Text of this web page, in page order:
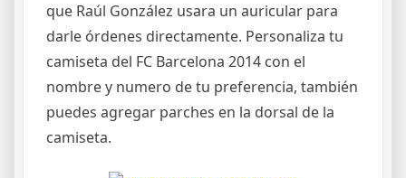
que Raúl González usara un auricular para
darle órdenes directamente. Personaliza tu
camiseta del FC Barcelona 2014 con el
nombre y numero de tu preferencia, también
puedes agregar parches en la dorsal de la
camiseta.